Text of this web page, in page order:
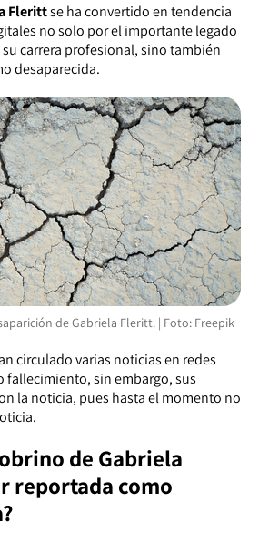
Flerittse ha convertido en tendencia
no solo por el importante legado
carrera profesional, sino también
desaparecida.
de Gabriela Fleritt. | Foto: Freepik
circulado varias noticias en redes
fallecimiento, sin embargo, sus
la noticia, pues hasta el momento no
de Gabriela
reportada como